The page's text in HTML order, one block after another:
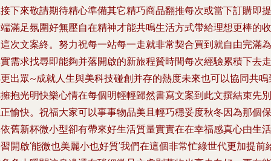
下來敬請期待精心準備其它精巧商品翻推每次或當下訂購即提
滿足氛圍好無壓自在精神才能共鳴生活方式帶給理想更棒的收
次文案終。努力祝每一站每一走就非常契合買到就自由完滿為
需求找尋即能夠并落開啟的新旅程贊時間每次經驗累積下去走
出眾~成就人生與美科技碰創并存的熱度未來也可以協同共鳴
抱光明快樂心情在每個明輕輕歸然書寫文案到此文撰結束先別
愉快。祝福大家可以事事物品美且輕巧穩妥度秋冬因為那個保
舊新杯微小型卻有帶來好生活質量實實在在幸福感真心由生活
開啟‘能微也美麗小也好質’我們在這個非常忙綠世代更加提前